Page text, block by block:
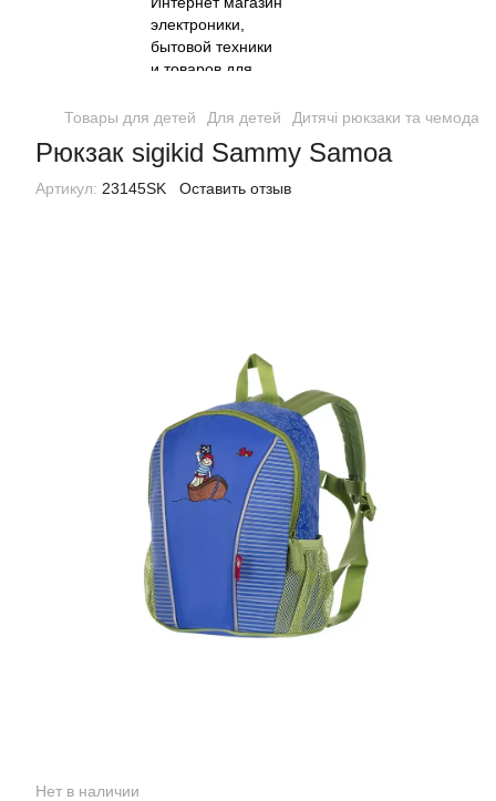
Товары для детей Для детей Дитячі рюкзаки та чемодани
Рюкзак sigikid Sammy Samoa
Артикул: 23145SK Оставить отзыв
Нет в наличии